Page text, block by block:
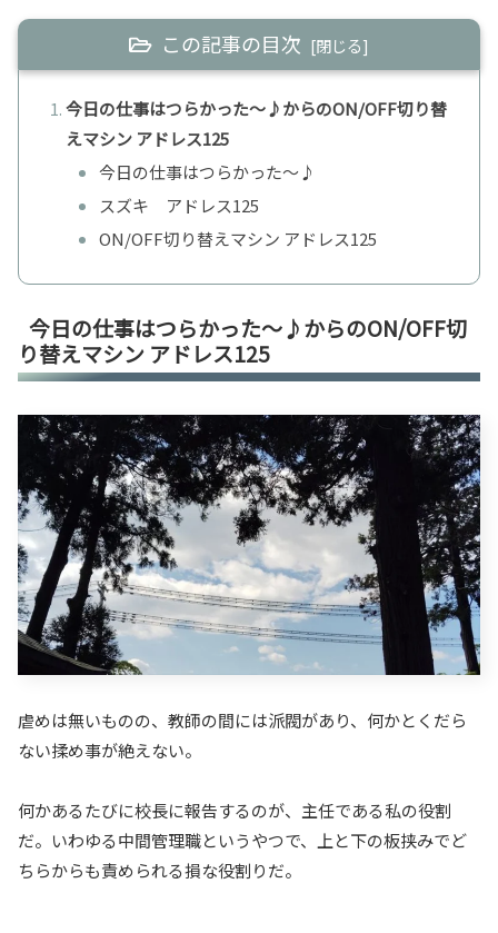
この記事の目次
今日の仕事はつらかった〜♪からのON/OFF切り替
えマシン アドレス125
今日の仕事はつらかった〜♪
スズキ アドレス125
ON/OFF切り替えマシン アドレス125
今日の仕事はつらかった〜♪からのON/OFF切
り替えマシン アドレス125
虐めは無いものの、教師の間には派閥があり、何かとくだら
ない揉め事が絶えない。
何かあるたびに校長に報告するのが、主任である私の役割
だ。いわゆる中間管理職というやつで、上と下の板挟みでど
ちらからも責められる損な役割りだ。